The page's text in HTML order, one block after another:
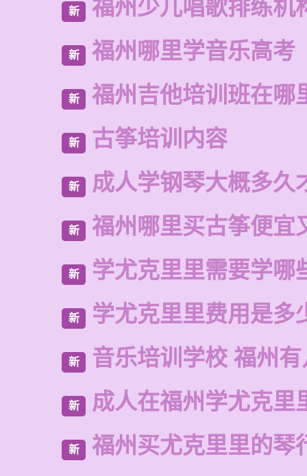
新 福州少儿唱歌排练机
新 福州哪里学音乐高考
新 福州吉他培训班在哪
新 古筝培训内容
新 成人学钢琴大概多久
新 福州哪里买古筝便宜
新 学尤克里里需要学哪
新 学尤克里里费用是多
新 音乐培训学校 福州
新 成人在福州学尤克里
新 福州买尤克里里的琴